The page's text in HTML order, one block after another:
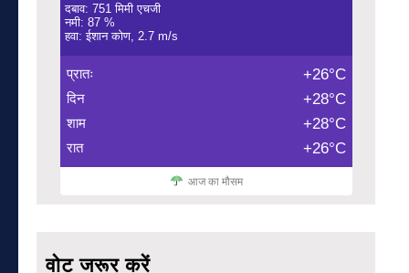
दबाव: 751 मिमी एचजी
नमी: 87 %
हवा: ईशान कोण, 2.7 m/s
प्रातः +26°C
दिन +28°C
शाम +28°C
रात +26°C
आज का मौसम
वोट जरूर करें